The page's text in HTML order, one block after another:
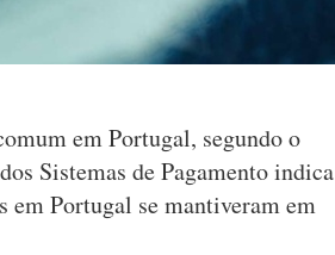
em Portugal, segundo o
Sistemas de Pagamento indica
em Portugal se mantiveram em